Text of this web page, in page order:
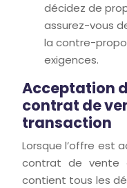
décidez de
assurez-vous
la contre-
exigences.
Acceptation
contrat de
transaction
Lorsque l’offre est
contrat de vente
contient tous les